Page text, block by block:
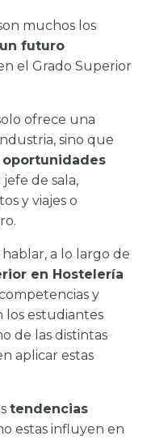
muchos los
futuro
el Grado Superior
ofrece una
sino que
oportunidades
: jefe de sala,
y viajes o
a lo largo de
en Hostelería
y
los estudiantes
de las distintas
aplicar estas
tendencias
estas influyen en